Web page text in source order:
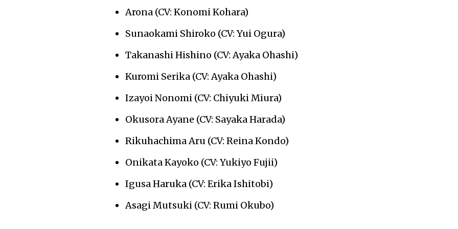
Arona (CV: Konomi Kohara)
Sunaokami Shiroko (CV: Yui Ogura)
Takanashi Hishino (CV: Ayaka Ohashi)
Kuromi Serika (CV: Ayaka Ohashi)
Izayoi Nonomi (CV: Chiyuki Miura)
Okusora Ayane (CV: Sayaka Harada)
Rikuhachima Aru (CV: Reina Kondo)
Onikata Kayoko (CV: Yukiyo Fujii)
Igusa Haruka (CV: Erika Ishitobi)
Asagi Mutsuki (CV: Rumi Okubo)